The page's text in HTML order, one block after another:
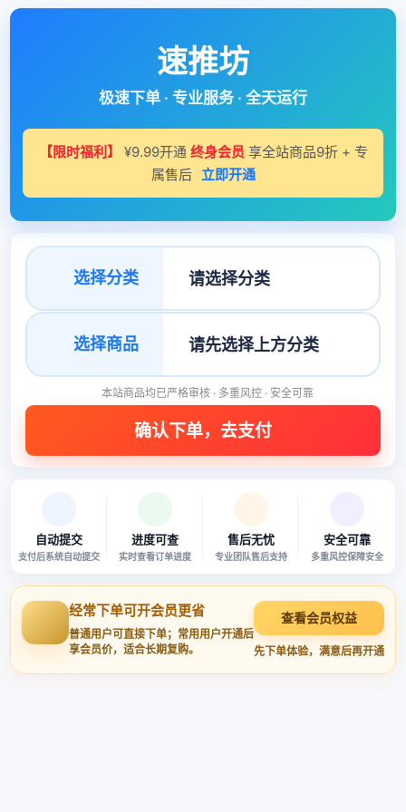
速推坊
极速下单 · 专业服务 · 全天运行
【限时福利】 ¥9.99开通 终身会员 享全站商品9折 + 专
属售后 立即开通
选择分类
选择商品
本站商品均已严格审核 · 多重风控 · 安全可靠
自动提交
支付后系统自动提交
进度可查
实时查看订单进度
售后无忧
专业团队售后支持
安全可靠
多重风控保障安全
经常下单可开会员更省
普通用户可直接下单；常用用户开通后
享会员价，适合长期复购。
查看会员权益
先下单体验，满意后再开通